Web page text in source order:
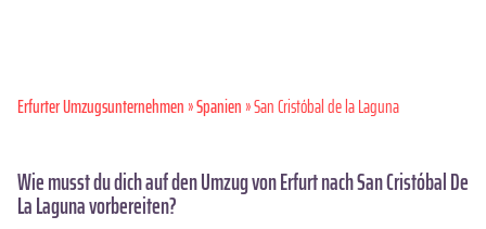
Erfurter Umzugsunternehmen»Spanien» San Cristóbal de la Laguna
Wie musst du dich auf den Umzug von Erfurt nach San Cristóbal De
La Laguna vorbereiten?